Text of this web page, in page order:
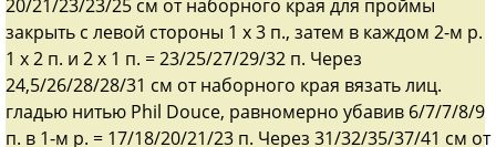
20/21/23/23/25 см от наборного края для проймы
закрыть с левой стороны 1 х 3 п., затем в каждом 2-м р.
1 х 2 п. и 2 х 1 п. = 23/25/27/29/32 п. Через
24,5/26/28/28/31 см от наборного края вязать лиц.
гладью нитью Phil Douce, равномерно убавив 6/7/7/8/9
п. в 1-м р. = 17/18/20/21/23 п. Через 31/32/35/37/41 см от